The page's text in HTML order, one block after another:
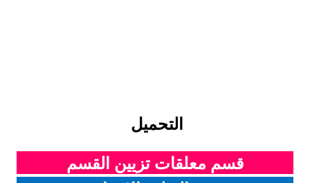
التحميل
قسم معلقات تزيين القسم